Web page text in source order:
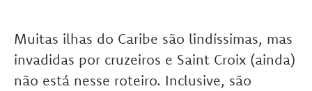
Muitas ilhas do Caribe são lindíssimas, mas
invadidas por cruzeiros e Saint Croix (ainda)
não está nesse roteiro. Inclusive, são